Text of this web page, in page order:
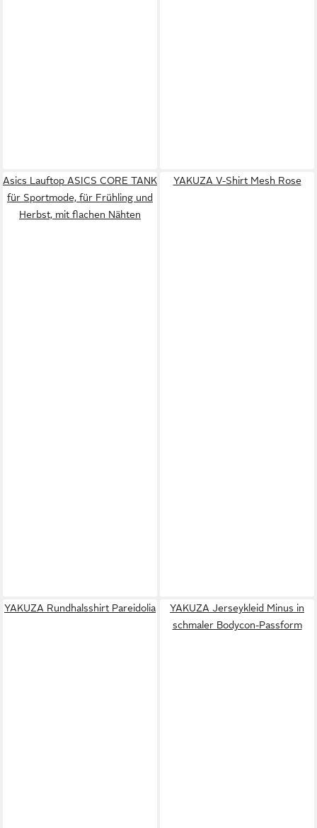
Asics Lauftop ASICS CORE TANK
für Sportmode, für Frühling und
Herbst, mit flachen Nähten
YAKUZA V-Shirt Mesh Rose
YAKUZA Rundhalsshirt Pareidolia
YAKUZA Jerseykleid Minus in
schmaler Bodycon-Passform